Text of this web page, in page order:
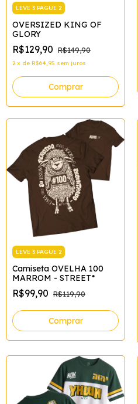
LEVE 3 PAGUE 2
OVERSIZED KING OF
GLORY
R$129,90 R$149,90
2 x de R$64,95 sem juros
Comprar
LEVE 3 PAGUE 2
Camiseta OVELHA 100
MARROM - STREET*
R$99,90 R$119,90
Comprar